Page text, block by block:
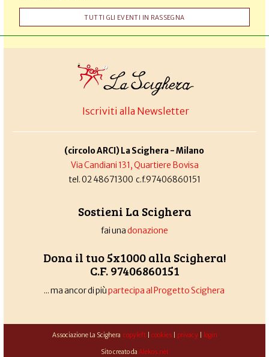
TUTTI GLI EVENTI IN RASSEGNA
Iscriviti alla Newsletter
(circolo ARCI) La Scighera - Milano
Via Candiani 131, Quartiere Bovisa
tel. 02 48671300 c.f.97406860151
Sostieni La Scighera
fai unadonazione
Dona il tuo 5x1000 alla Scighera!
C.F. 97406860151
... ma ancor di piùpartecipa al Progetto Scighera
Associazione La Scighera copyleft| cookies| privacy| login
Sito creato da Alekos.net